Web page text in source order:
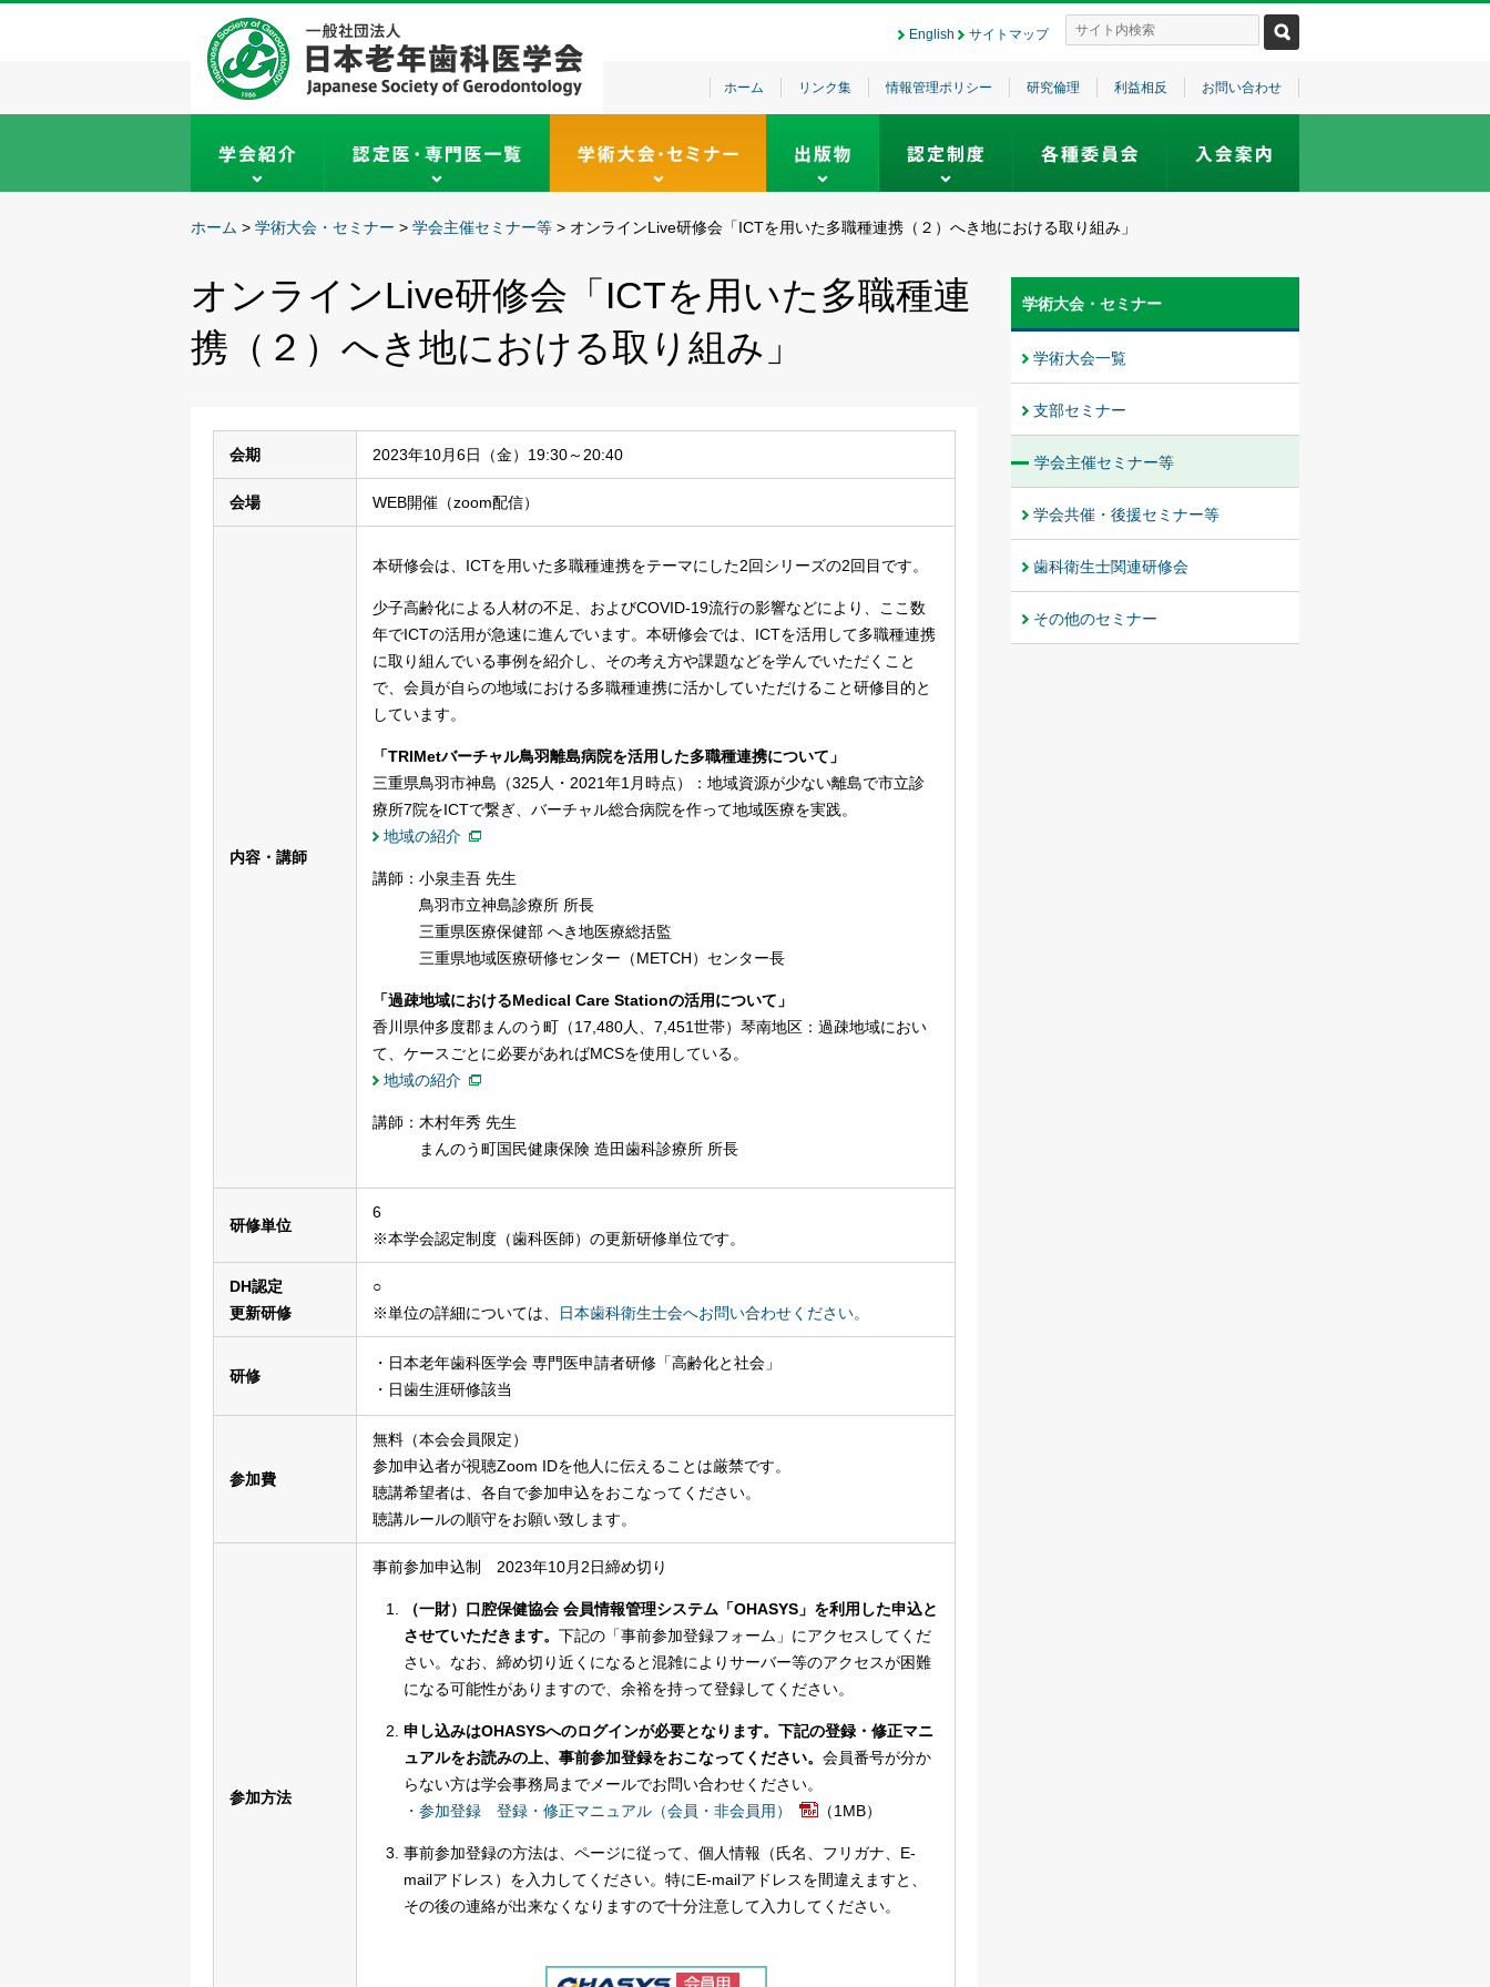
English サイトマップ
ホーム リンク集 情報管理ポリシー 研究倫理 利益相反 お問い合わせ
ホーム > 学術大会・セミナー > 学会主催セミナー等 > オンラインLive研修会「ICTを用いた多職種連携（２）へき地における取り組み」
オンラインLive研修会「ICTを用いた多職種連
携（２）へき地における取り組み」
会期 2023年10月6日（金）19:30～20:40
会場 WEB開催（zoom配信）
内容・講師
本研修会は、ICTを用いた多職種連携をテーマにした2回シリーズの2回目です。
少子高齢化による人材の不足、およびCOVID-19流行の影響などにより、ここ数
年でICTの活用が急速に進んでいます。本研修会では、ICTを活用して多職種連携
に取り組んでいる事例を紹介し、その考え方や課題などを学んでいただくこと
で、会員が自らの地域における多職種連携に活かしていただけること研修目的と
しています。
「TRIMetバーチャル鳥羽離島病院を活用した多職種連携について」
三重県鳥羽市神島（325人・2021年1月時点）：地域資源が少ない離島で市立診
療所7院をICTで繋ぎ、バーチャル総合病院を作って地域医療を実践。
地域の紹介
講師：小泉圭吾 先生
鳥羽市立神島診療所 所長
三重県医療保健部 へき地医療総括監
三重県地域医療研修センター（METCH）センター長
「過疎地域におけるMedical Care Stationの活用について」
香川県仲多度郡まんのう町（17,480人、7,451世帯）琴南地区：過疎地域におい
て、ケースごとに必要があればMCSを使用している。
地域の紹介
講師：木村年秀 先生
まんのう町国民健康保険 造田歯科診療所 所長
研修単位
6
※本学会認定制度（歯科医師）の更新研修単位です。
DH認定
更新研修
○
※単位の詳細については、
日本歯科衛生士会へお問い合わせください。
研修
・日本老年歯科医学会 専門医申請者研修「高齢化と社会」
・日歯生涯研修該当
参加費
無料（本会会員限定）
参加申込者が視聴Zoom IDを他人に伝えることは厳禁です。
聴講希望者は、各自で参加申込をおこなってください。
聴講ルールの順守をお願い致します。
参加方法
事前参加申込制 2023年10月2日締め切り
（一財）口腔保健協会 会員情報管理システム「OHASYS」を利用した申込と
させていただきます。 下記の「事前参加登録フォーム」にアクセスしてくだ
さい。なお、締め切り近くになると混雑によりサーバー等のアクセスが困難
になる可能性がありますので、余裕を持って登録してください。
申し込みはOHASYSへのログインが必要となります。下記の登録・修正マニ
ュアルをお読みの上、事前参加登録をおこなってください。 会員番号が分か
らない方は学会事務局までメールでお問い合わせください。
・参加登録 登録・修正マニュアル（会員・非会員用）
（1MB）
事前参加登録の方法は、ページに従って、個人情報（氏名、フリガナ、E-
mailアドレス）を入力してください。特にE-mailアドレスを間違えますと、
その後の連絡が出来なくなりますので十分注意して入力してください。
学術大会・セミナー
学術大会一覧
支部セミナー
学会主催セミナー等
学会共催・後援セミナー等
歯科衛生士関連研修会
その他のセミナー